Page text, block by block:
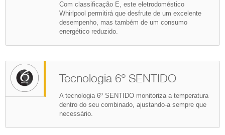
Com classificação E, este eletrodoméstico
Whirlpool permitirá que desfrute de um excelente
desempenho, mas também de um consumo
energético reduzido.
Tecnologia 6º SENTIDO
A tecnologia 6º SENTIDO monitoriza a temperatura
dentro do seu combinado, ajustando-a sempre que
necessário.